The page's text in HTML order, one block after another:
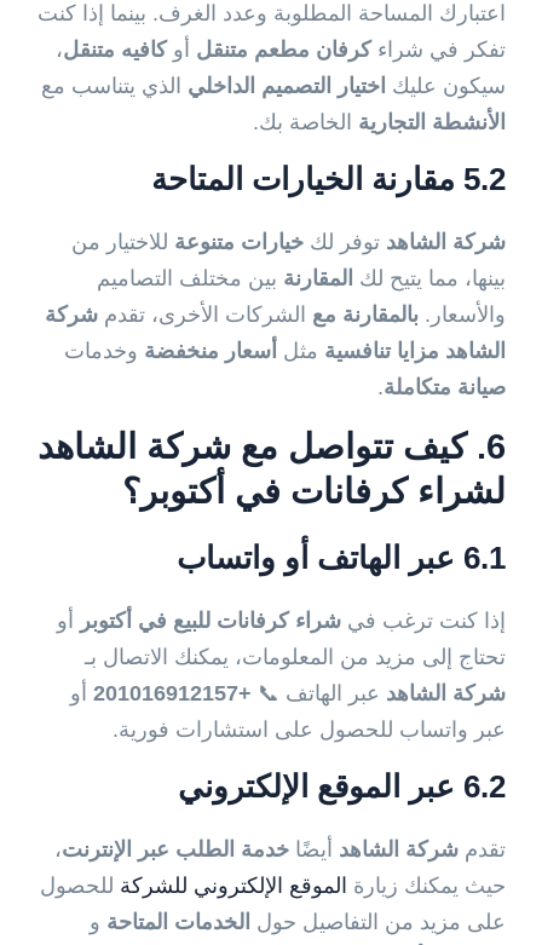
اعتبارك المساحة المطلوبة وعدد الغرف. بينما إذا كنت
تفكر في شراءكرفان مطعم متنقل أوكافيه متنقل،
سيكون عليك اختيار التصميم الداخلي الذي يتناسب مع
الأنشطة التجارية الخاصة بك.
5.2 مقارنة الخيارات المتاحة
شركة الشاهد توفر لك خيارات متنوعة للاختيار من
بينها، مما يتيح لك المقارنة بين مختلف التصاميم
والأسعار. بالمقارنة مع الشركات الأخرى، تقدم شركة
الشاهد مزايا تنافسية مثل أسعار منخفضة وخدمات
صيانة متكاملة.
6. كيف تتواصل مع شركة الشاهد
لشراء كرفانات في أكتوبر؟
6.1 عبر الهاتف أو واتساب
إذا كنت ترغب في شراء كرفانات للبيع في أكتوبر
أو
تحتاج إلى مزيد من المعلومات، يمكنك الاتصال بـ
شركة الشاهد عبر الهاتف 📞 +201016912157
أو
عبر واتساب للحصول على استشارات فورية.
6.2 عبر الموقع الإلكتروني
تقدم شركة الشاهد أيضًا خدمة الطلب عبر الإنترنت،
حيث يمكنك زيارة الموقع الإلكتروني للشركة للحصول
على مزيد من التفاصيل حول الخدمات المتاحة و